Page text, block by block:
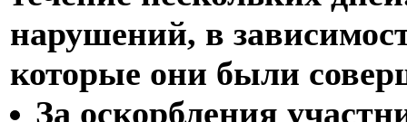
нарушений, в
которые они были
За оскорбления